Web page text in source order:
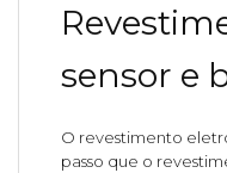
sensor e
O revestimento
passo que o